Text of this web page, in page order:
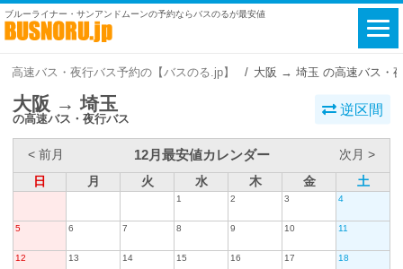
ブルーライナー・サンアンドムーンの予約ならバスのるが最安値
高速バス・夜行バス予約の【バスのる.jp】 大阪 → 埼玉 の高速バス・
大阪 → 埼玉
の高速バス・夜行バス
逆区間
< 前月 12月最安値カレンダー
次月 >
日
月 火 水 木 金 土
1 2 3 4
5 6 7 8 9 10 11
12 13 14 15 16 17 18